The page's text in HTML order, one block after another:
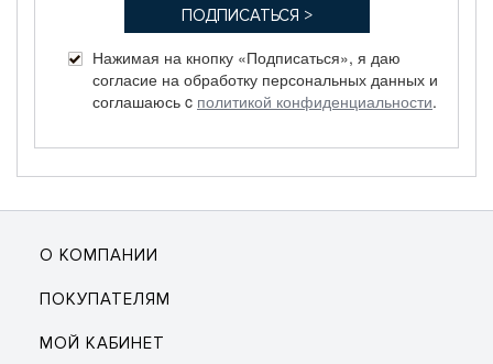
Нажимая на кнопку «Подписаться», я даю
согласие на обработку персональных данных и
соглашаюсь c политикой конфиденциальности.
О КОМПАНИИ
ПОКУПАТЕЛЯМ
МОЙ КАБИНЕТ